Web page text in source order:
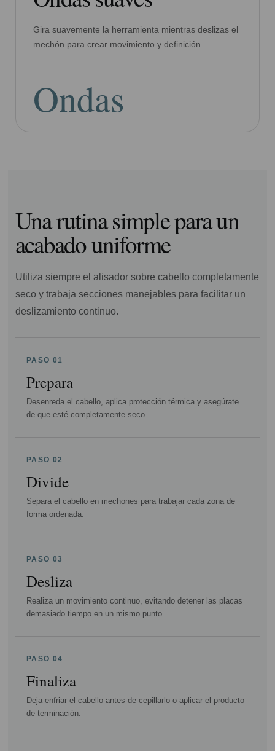
Gira suavemente la herramienta mientras deslizas el
mechón para crear movimiento y definición.
Ondas
Una rutina simple para un
acabado uniforme
Utiliza siempre el alisador sobre cabello completamente
seco y trabaja secciones manejables para facilitar un
deslizamiento continuo.
PASO 01
Prepara
Desenreda el cabello, aplica protección térmica y asegúrate
de que esté completamente seco.
PASO 02
Divide
Separa el cabello en mechones para trabajar cada zona de
forma ordenada.
PASO 03
Desliza
Realiza un movimiento continuo, evitando detener las placas
demasiado tiempo en un mismo punto.
PASO 04
Finaliza
Deja enfriar el cabello antes de cepillarlo o aplicar el producto
de terminación.